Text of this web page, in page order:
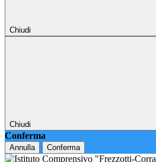
Chiudi
Chiudi
Conferma
Annulla Conferma